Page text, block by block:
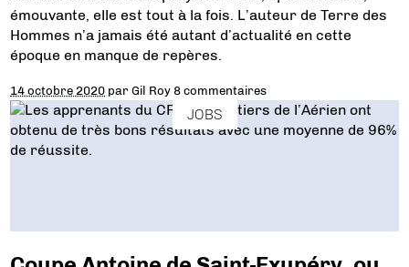
émouvante, elle est tout à la fois. L’auteur de Terre des
Hommes n’a jamais été autant d’actualité en cette
époque en manque de repères.
14 octobre 2020 parGil Roy 8 commentaires
JOBS